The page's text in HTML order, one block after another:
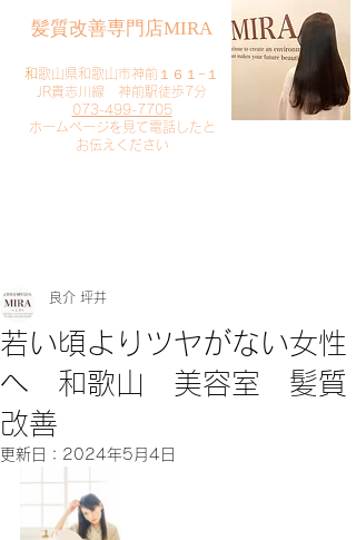
​髪質改善専門店MIRA
​和歌山県和歌山市神前１６１−１
JR貴志川線 神前駅徒歩7分
073-499-7705
​ホームページを見て電話したと
お伝えください
若い頃よりツヤがない女性
へ 和歌山 美容室 髪質
改善
良介 坪井
更新日： 2024年5月4日